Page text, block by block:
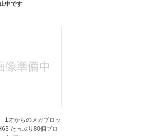
中です
1才からのメガブロッ
たっぷり80個ブロ